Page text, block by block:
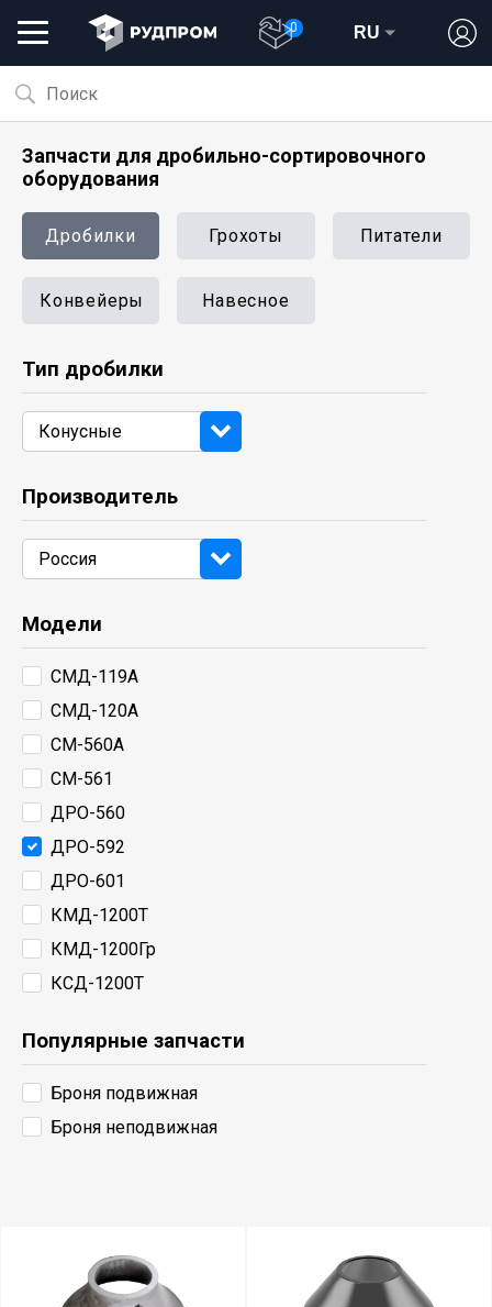
0 RU
Запчасти для дробильно-сортировочного
оборудования
Дробилки Грохоты Питатели
Конвейеры Навесное
Тип дробилки
Производитель
Модели
СМД-119А
СМД-120А
СМ-560А
СМ-561
ДРО-560
ДРО-592
ДРО-601
КМД-1200Т
КМД-1200Гр
КСД-1200Т
КМД-1750Т/Гр
КМД-1750Т
КСД-1750Т/Гр
Популярные запчасти
Броня подвижная
Броня неподвижная